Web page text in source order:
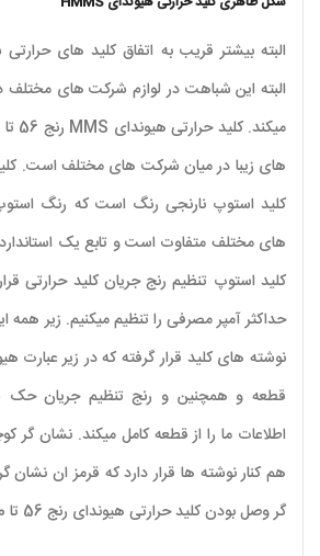
البته بیشتر قریب به اتفاق کلید های
البته این شباهت در لوازم شرکت های
های زیبا در میان شرکت های مختلف است.
کلید استوپ نارنجی رنگ است که رنگ
های مختلف متفاوت است و تابع یک
کلید استوپ تنظیم رنج جریان کلید حرارتی
حداکثر آمپر مصرفی را تنظیم میکنیم. زیر همه
نوشته های کلید قرار گرفته که در زیر عبارت
قطعه و همچنین و رنج تنظیم جریان حک
اطلاعات ما را از قطعه کامل میکند. نشان گر
هم کنار نوشته ها قرار دارد که قرمز ان
گر وصل بودن کلید حرارتی هیوندای رنج 56 تا 80 آمپر میباشد.